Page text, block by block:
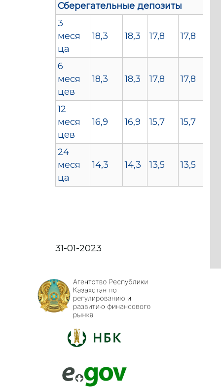
Сберегательные депозиты
3
меся
ца
18,3 18,3 17,8 17,8
6
меся
цев
18,3 18,3 17,8 17,8
12
меся
цев
16,9 16,9 15,7 15,7
24
меся
ца
14,3 14,3 13,5 13,5
31-01-2023